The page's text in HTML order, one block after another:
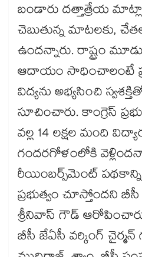
బండారు దత్తాత్రేయ
చెబుతున్న మాటలకు,
ఉందన్నారు. రాష్ట్రం
ఆదాయం సాధించాలంటే
విద్యను అభ్యసించి
సూచించారు. కాంగ్రెస్
వల్ల 14 లక్షల మంది
గందరగోళంలోకి
రీయింబర్స్‌‌‌‌‌‌‌‌‌‌‌‌‌‌‌‌మెంట్‌‌‌‌‌‌‌‌‌‌‌‌‌‌‌‌
ప్రభుత్వం చూస్తోందని
శ్రీనివాస్ గౌడ్
బీసీ జేఏసీ వర్కింగ్ చైర్మన్